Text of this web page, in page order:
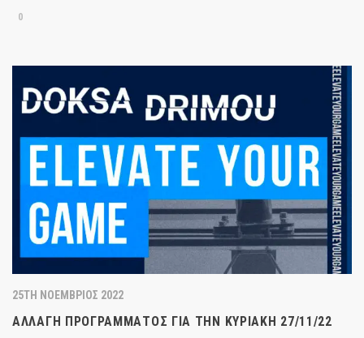
0
25TH ΝΟΈΜΒΡΙΟΣ 2022
ΑΛΛΑΓΉ ΠΡΟΓΡΆΜΜΑΤΟΣ ΓΙΑ ΤΗΝ ΚΥΡΙΑΚΉ 27/11/22